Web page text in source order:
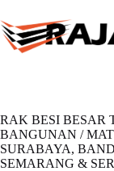
to
content
RAK BESI BESAR
BANGUNAN /
SURABAYA,
SEMARANG &